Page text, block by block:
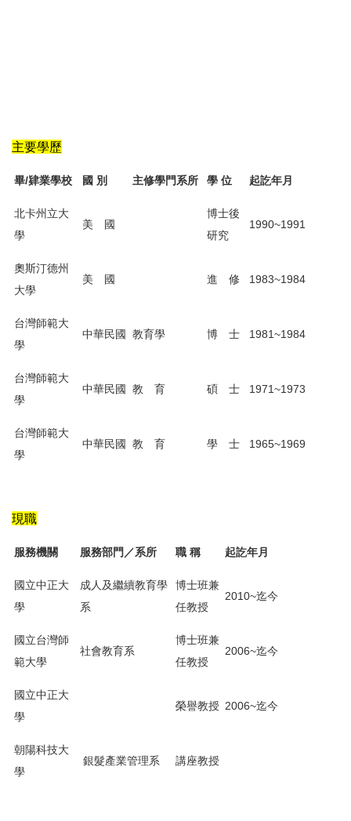
主要學歷
畢/肄業學校 國 別 主修學門系所 學 位 起訖年月
北卡州立大
學
美 國
博士後
研究
1990~1991
奧斯汀德州
大學
美 國 進 修 1983~1984
台灣師範大
學
中華民國 教育學 博 士 1981~1984
台灣師範大
學
中華民國 教 育 碩 士 1971~1973
台灣師範大
學
中華民國 教 育 學 士 1965~1969
現職
服務機關 服務部門／系所 職 稱 起訖年月
國立中正大
學
成人及繼續教育學
系
博士班兼
任教授
2010~迄今
國立台灣師
範大學
社會教育系
博士班兼
任教授
2006~迄今
國立中正大
學
榮譽教授 2006~迄今
朝陽科技大
學
銀髮產業管理系 講座教授